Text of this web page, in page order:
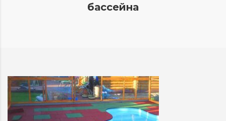
бассейна